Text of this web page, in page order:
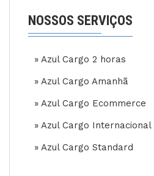
NOSSOS SERVIÇOS
» Azul Cargo 2 horas
» Azul Cargo Amanhã
» Azul Cargo Ecommerce
» Azul Cargo Internacional
» Azul Cargo Standard